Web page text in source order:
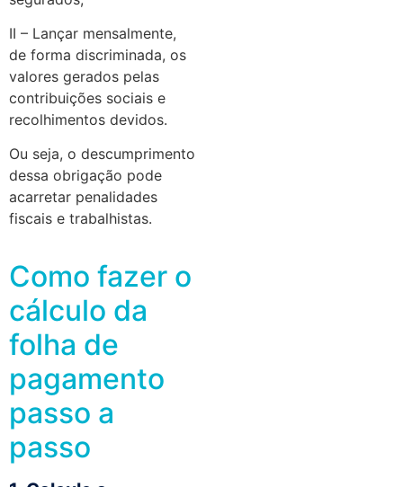
II – Lançar mensalmente,
de forma discriminada, os
valores gerados pelas
contribuições sociais e
recolhimentos devidos.
Ou seja, o descumprimento
dessa obrigação pode
acarretar penalidades
fiscais e trabalhistas.
Como fazer o
cálculo da
folha de
pagamento
passo a
passo